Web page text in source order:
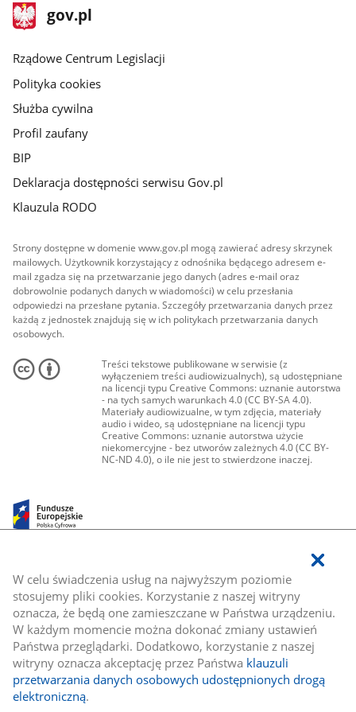
W celu świadczenia usług na najwyższym poziomie
stosujemy pliki cookies. Korzystanie z naszej witryny
oznacza, że będą one zamieszczane w Państwa urządzeniu.
W każdym momencie można dokonać zmiany ustawień
Państwa przeglądarki. Dodatkowo, korzystanie z naszej
witryny oznacza akceptację przez Państwa klauzuli
przetwarzania danych osobowych udostępnionych drogą
elektroniczną.
stopka
gov.plStrona
gov.pl
Rządowe Centrum Legislacji
Polityka cookies
Służba cywilna
Profil zaufany
BIP
Deklaracja dostępności serwisu Gov.pl
Klauzula RODO
Strony dostępne w domenie www.gov.pl mogą zawierać adresy skrzynek
mailowych. Użytkownik korzystający z odnośnika będącego adresem e-
mail zgadza się na przetwarzanie jego danych (adres e-mail oraz
dobrowolnie podanych danych w wiadomości) w celu przesłania
odpowiedzi na przesłane pytania. Szczegóły przetwarzania danych przez
każdą z jednostek znajdują się w ich politykach przetwarzania danych
osobowych.
Treści tekstowe publikowane w serwisie (z
wyłączeniem treści audiowizualnych), są udostępniane
na licencji typu Creative Commons: uznanie autorstwa
- na tych samych warunkach 4.0 (CC BY-SA 4.0).
Materiały audiowizualne, w tym zdjęcia, materiały
audio i wideo, są udostępniane na licencji typu
Creative Commons: uznanie autorstwa użycie
niekomercyjne - bez utworów zależnych 4.0 (CC BY-
NC-ND 4.0), o ile nie jest to stwierdzone inaczej.